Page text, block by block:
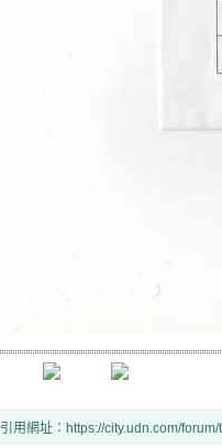
引用網址：https://city.udn.com/